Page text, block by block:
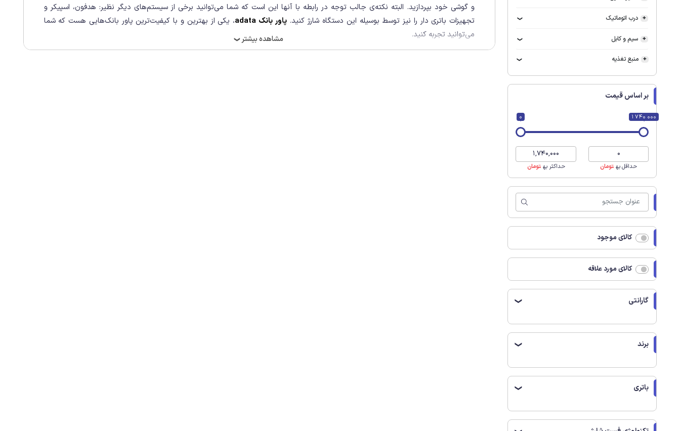
درب اتوماتیک
سیم و کابل
منبع تغذیه
بر اساس قیمت
0 1 740 000
حداقل به تومان حداکثر به تومان
کالای موجود
کالای مورد علاقه
گارانتی ❯
برند ❯
باتری ❯
و گوشی خود بپردازید. البته نکته‌ی جالب توجه در رابطه با آنها این است که شما می‌توانید برخی از سیستم‌های دیگر نظیر: هدفون، اسپیکر و
تجهیزات باتری دار را نیز توسط بوسیله این دستگاه شارژ کنید.پاور بانک adata
، یکی از بهترین و با کیفیت‌ترین پاور بانک‌هایی هست که شما
می‌توانید تجربه کنید.
مشاهده بیشتر ❯